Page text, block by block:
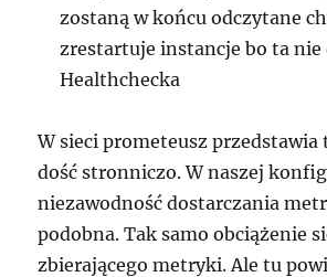
zostaną w końcu odczytane
zrestartuje instancje bo ta nie
Healthchecka
W sieci prometeusz przedstawia
dość stronniczo. W naszej
niezawodność dostarczania
podobna. Tak samo obciążenie
zbierającego metryki. Ale tu